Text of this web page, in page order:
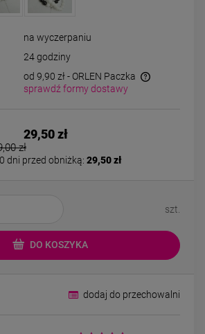
na wyczerpaniu
24 godziny
od 9,90 zł - ORLEN Paczka
sprawdź formy dostawy
29,50 zł
zł
dni przed obniżką: 29,50 zł
szt.
DO KOSZYKA
dodaj do przechowalni